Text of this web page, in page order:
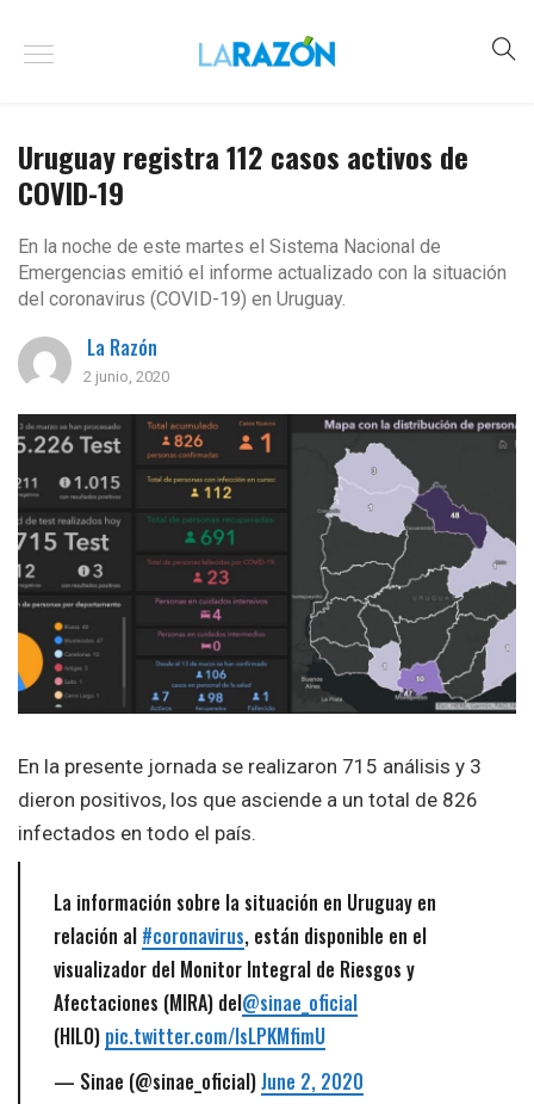
Uruguay registra 112 casos activos de
COVID-19
En la noche de este martes el Sistema Nacional de
Emergencias emitió el informe actualizado con la situación
del coronavirus (COVID-19) en Uruguay.
La Razón
2 junio, 2020
En la presente jornada se realizaron 715 análisis y 3
dieron positivos, los que asciende a un total de 826
infectados en todo el país.
La información sobre la situación en Uruguay en
relación al #coronavirus, están disponible en el
visualizador del Monitor Integral de Riesgos y
Afectaciones (MIRA) del@sinae_oficial
(HILO) pic.twitter.com/lsLPKMfimU
— Sinae (@sinae_oficial)June 2, 2020